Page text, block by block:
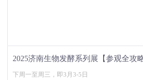
2025济南生物发酵系列展【参观全攻
下周一至周三，即3月3-5日